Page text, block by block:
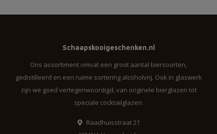
Schaapskooigeschenken.nl
Ons assortiment omvat een groot aantal biersoorten,
gedistilleerd en een ruime sortering alcoholvrij. Ook in glaswerk
zijn we goed vertegenwoordigd, van originele bierglazen tot
speciale cocktailglazen.
Raadhuisstraat 21